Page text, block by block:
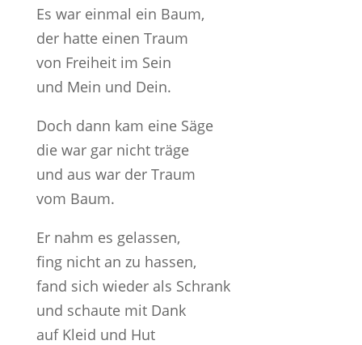
Es war einmal ein Baum,
der hatte einen Traum
von Freiheit im Sein
und Mein und Dein.
Doch dann kam eine Säge
die war gar nicht träge
und aus war der Traum
vom Baum.
Er nahm es gelassen,
fing nicht an zu hassen,
fand sich wieder als Schrank
und schaute mit Dank
auf Kleid und Hut